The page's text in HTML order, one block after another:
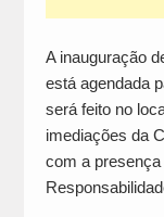
A inauguração
está agendada
será feito no
imediações da
com a